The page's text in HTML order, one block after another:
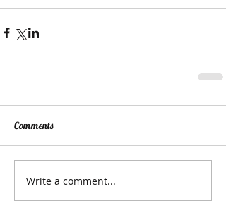
Comments
Write a comment...